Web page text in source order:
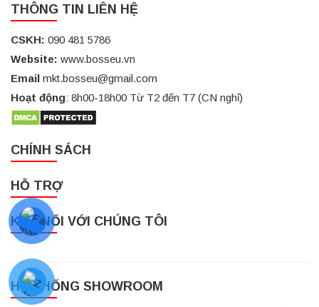
THÔNG TIN LIÊN HỆ
CSKH: 090 481 5786
Website: www.bosseu.vn
Email mkt.bosseu@gmail.com
Hoạt động: 8h00-18h00 Từ T2 đến T7 (CN nghỉ)
CHÍNH SÁCH
HỖ TRỢ
KẾT NỐI VỚI CHÚNG TÔI
HỆ THỐNG SHOWROOM